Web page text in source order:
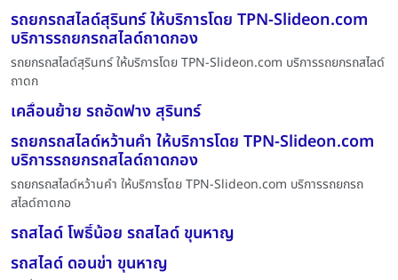
รถยกรถสไลด์สุรินทร์ ให้บริการโดย TPN-Slideon.com
บริการรถยกรถสไลด์ถาดกอง
รถยกรถสไลด์สุรินทร์ ให้บริการโดย TPN-Slideon.com บริการรถยกรถสไลด์
ถาดก
เคลื่อนย้าย รถอัดฟาง สุรินทร์
รถยกรถสไลด์หว้านคำ ให้บริการโดย TPN-Slideon.com
บริการรถยกรถสไลด์ถาดกอง
รถยกรถสไลด์หว้านคำ ให้บริการโดย TPN-Slideon.com บริการรถยกรถ
สไลด์ถาดกอ
รถสไลด์ โพธิ์น้อย รถสไลด์ ขุนหาญ
รถสไลด์ ดอนข่า ขุนหาญ